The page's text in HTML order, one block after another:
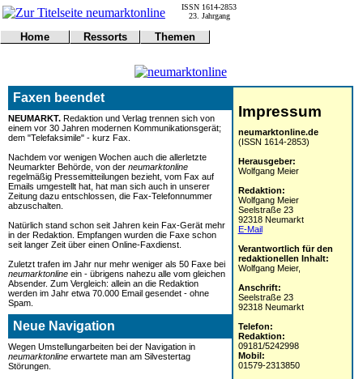
Impressum
neumarktonline.de
(ISSN 1614-2853)
Herausgeber:
Wolfgang Meier
Redaktion:
Wolfgang Meier
Seelstraße 23
92318 Neumarkt
E-Mail
Verantwortlich für den
redaktionellen Inhalt:
Wolfgang Meier,
Anschrift:
Seelstraße 23
92318 Neumarkt
Telefon:
Redaktion:
09181/5242998
Mobil:
01579-2313850
Faxen beendet
NEUMARKT. Redaktion und Verlag trennen sich von
einem vor 30 Jahren modernen Kommunikationsgerät;
dem "Telefaksimile" - kurz Fax.
Nachdem vor wenigen Wochen auch die allerletzte
Neumarkter Behörde, von der neumarktonline
regelmäßig Pressemitteilungen bezieht, vom Fax auf
Emails umgestellt hat, hat man sich auch in unserer
Zeitung dazu entschlossen, die Fax-Telefonnummer
abzuschalten.
Natürlich stand schon seit Jahren kein Fax-Gerät mehr
in der Redaktion. Empfangen wurden die Faxe schon
seit langer Zeit über einen Online-Faxdienst.
Zuletzt trafen im Jahr nur mehr weniger als 50 Faxe bei
neumarktonline ein - übrigens nahezu alle vom gleichen
Absender. Zum Vergleich: allein an die Redaktion
werden im Jahr etwa 70.000 Email gesendet - ohne
Spam.
Neue Navigation
Wegen Umstellungarbeiten bei der Navigation in
neumarktonline erwartete man am Silvestertag
Störungen.
ISSN 1614-2853
23. Jahrgang
Home
Notfall
Impressum
Ressorts
Wirtschaft
Sport
Polizei
Wetter
Themen
Verkehr
Gericht
Gesundheit
Tipps
Statistiken
@NM
Freizeit
Tiere
Schule
Eilmeldungen